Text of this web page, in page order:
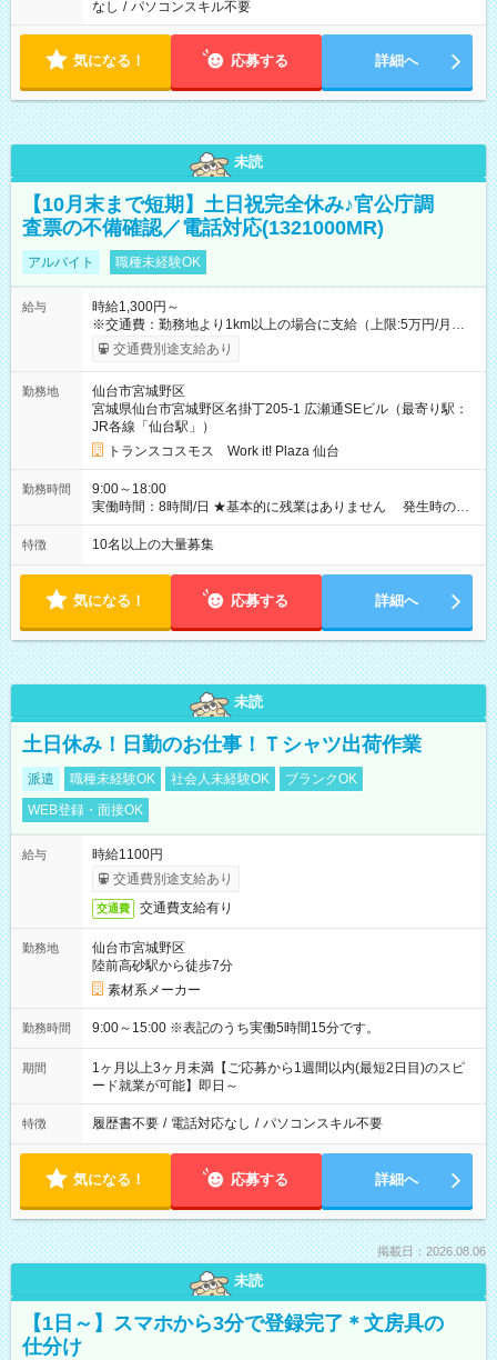
なし / パソコンスキル不要
気になる！ 応募する 詳細へ
未読
【10月末まで短期】土日祝完全休み♪官公庁調
査票の不備確認／電話対応(1321000MR)
アルバイト 職種未経験OK
給与
時給1,300円～
※交通費：勤務地より1km以上の場合に支給（上限:5万円/月・
2,500円/日） ※残業代：残業発生時は1分単位で支給 ※研修中の
給与変動なし ＜ 収入例 ＞ ■週5日勤務の場合… 月収22万8,800
4日勤務の場合… 月収16万6,400円以上可能 ※交通費別途支給
（時給1,300円×8時間×16日） 【試用期間】試用期間なし
交通費別途支給あり
勤務地
仙台市宮城野区
宮城県仙台市宮城野区名掛丁205-1 広瀬通SEビル（最寄り駅：
JR各線「仙台駅」）
トランスコスモス Work it! Plaza 仙台
勤務時間
9:00～18:00
実働時間：8時間/日 ★基本的に残業はありません 発生時の残
業代は1分単位で支給いたします
特徴 10名以上の大量募集
気になる！ 応募する 詳細へ
未読
土日休み！日勤のお仕事！Ｔシャツ出荷作業
派遣 職種未経験OK 社会人未経験OK
ブランクOK
WEB登録・面接OK
給与
時給1100円
交通費別途支給あり
交通費 交通費支給有り
勤務地
仙台市宮城野区
陸前高砂駅から徒歩7分
素材系メーカー
勤務時間 9:00～15:00 ※表記のうち実働5時間15分です。
期間
1ヶ月以上3ヶ月未満【ご応募から1週間以内(最短2日目)のスピ
ード就業が可能】即日～
特徴 履歴書不要 / 電話対応なし / パソコンスキル不要
気になる！ 応募する 詳細へ
掲載日：2026.08.06
未読
【1日～】スマホから3分で登録完了＊文房具の
仕分け